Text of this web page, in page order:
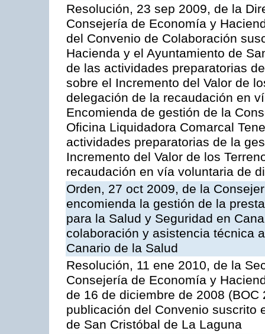
Resolución, 23 sep 2009, de la
Consejería de Economía y
del Convenio de Colaboración
Hacienda y el Ayuntamiento de
de las actividades preparatorias
sobre el Incremento del Valor de
delegación de la recaudación en
Encomienda de gestión de la
Oficina Liquidadora Comarcal
actividades preparatorias de la
Incremento del Valor de los
recaudación en vía voluntaria de
Orden, 27 oct 2009, de la
encomienda la gestión de la
para la Salud y Seguridad en
colaboración y asistencia técnica
Canario de la Salud
Resolución, 11 ene 2010, de la
Consejería de Economía y
de 16 de diciembre de 2008
publicación del Convenio suscrito
de San Cristóbal de La Laguna